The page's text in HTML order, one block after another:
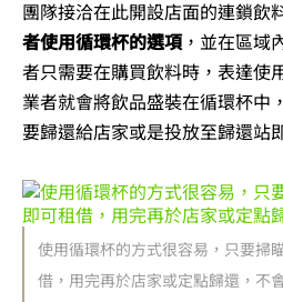
團隊接洽在此開設店面的連鎖飲
者使用循環杯的選項，並在區域
者只需要在購買飲料時，表達使
業者就會將飲品盛裝在循環杯中
要歸還給店家或是投放至歸還站
使用循環杯的方式很容易，只要掃
借，用完再於店家或定點歸還，不